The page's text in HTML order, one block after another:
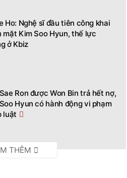
Ho: Nghệ sĩ đầu tiên công khai
mặt Kim Soo Hyun, thế lực
ở Kbiz
Ron được Won Bin trả hết nợ,
Hyun có hành động vi phạm
luật